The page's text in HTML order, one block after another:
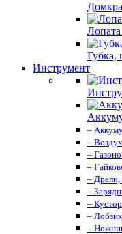
Губка,
Инструмент
–
–
–
–
–
–
–
–
–